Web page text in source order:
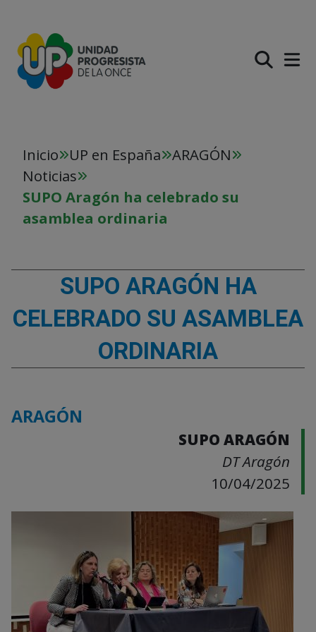
Inicio UP en España
ARAGÓN
Noticias
SUPO Aragón ha celebrado su
asamblea ordinaria
SUPO ARAGÓN HA
CELEBRADO SU ASAMBLEA
ORDINARIA
ARAGÓN
SUPO ARAGÓN
DT Aragón
10/04/2025